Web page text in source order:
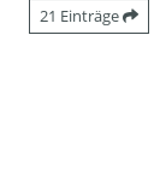
21 Einträge